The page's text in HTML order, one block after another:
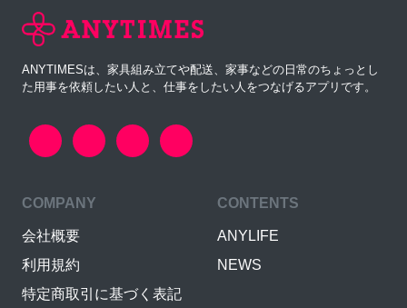
ANYTIMESは、家具組み立てや配送、家事などの日常のちょっとし
た用事を依頼したい人と、仕事をしたい人をつなげるアプリです。
COMPANY
会社概要
利用規約
特定商取引に基づく表記
CONTENTS
ANYLIFE
NEWS